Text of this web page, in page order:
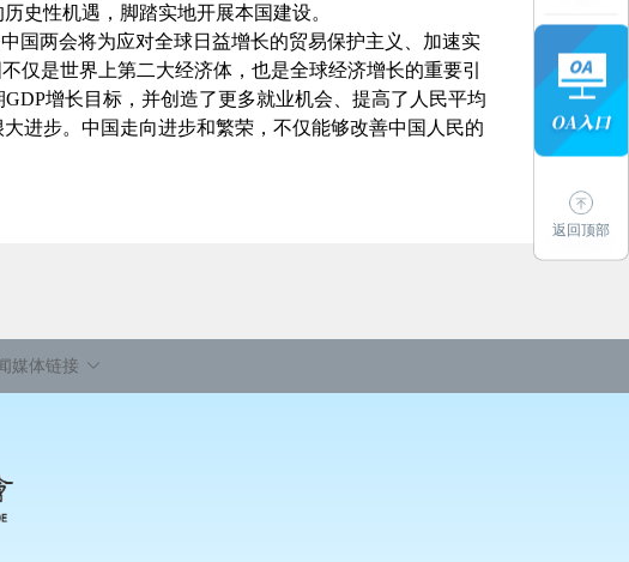
史性机遇，脚踏实地开展本国建设。
两会将为应对全球日益增长的贸易保护主义、加速实
仅是世界上第二大经济体，也是全球经济增长的重要引
增长目标，并创造了更多就业机会、提高了人民平均
进步。中国走向进步和繁荣，不仅能够改善中国人民的
返回顶部
媒体链接